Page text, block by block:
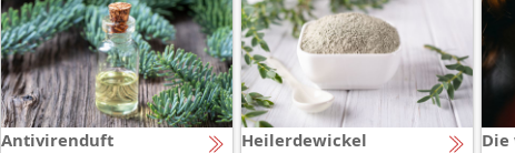
Antivirenduft Heilerdewickel
Die